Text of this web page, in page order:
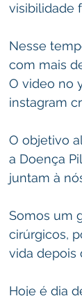
visibilidade
Nesse
com mais
O video no
instagram
O objetivo
a Doença
juntam à
Somos um
cirúrgicos,
vida depois
Hoje é dia